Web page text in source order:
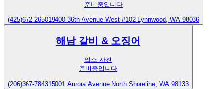
준비중입니다
(425)672-265019400 36th Avenue West #102 Lynnwood, WA 98036
해남 갈비 & 오징어
업소 사진
준비중입니다
(206)367-784315001 Aurora Avenue North Shoreline, WA 98133